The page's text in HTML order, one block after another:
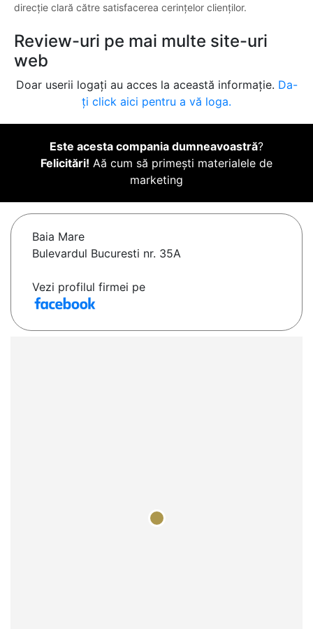
direcție clară către satisfacerea cerințelor clienților.
Review-uri pe mai multe site-uri
web
Doar userii logați au acces la această informație. Da-
ți click aici pentru a vă loga.
Este acesta compania dumneavoastră?
Felicitări! Aă cum să primești materialele de
marketing
Baia Mare
Bulevardul Bucuresti nr. 35A
Vezi profilul firmei pe